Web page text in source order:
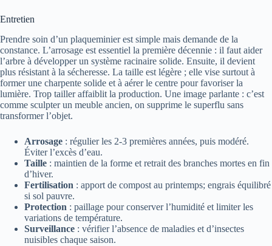
Entretien
Prendre soin d’un plaqueminier est simple mais demande de la
constance. L’arrosage est essentiel la première décennie : il faut aider
l’arbre à développer un système racinaire solide. Ensuite, il devient
plus résistant à la sécheresse. La taille est légère ; elle vise surtout à
former une charpente solide et à aérer le centre pour favoriser la
lumière. Trop tailler affaiblit la production. Une image parlante : c’est
comme sculpter un meuble ancien, on supprime le superflu sans
transformer l’objet.
Arrosage : régulier les 2-3 premières années, puis modéré.
Éviter l’excès d’eau.
Taille : maintien de la forme et retrait des branches mortes en fin
d’hiver.
Fertilisation : apport de compost au printemps; engrais équilibré
si sol pauvre.
Protection : paillage pour conserver l’humidité et limiter les
variations de température.
Surveillance : vérifier l’absence de maladies et d’insectes
nuisibles chaque saison.